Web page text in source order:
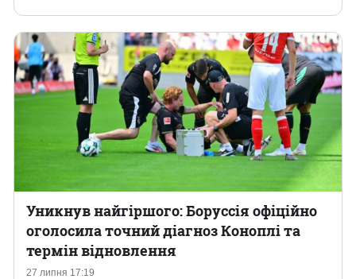
27 липня 17:19
Уникнув найгіршого: Боруссія офіційно
оголосила точний діагноз Коноплі та
термін відновлення